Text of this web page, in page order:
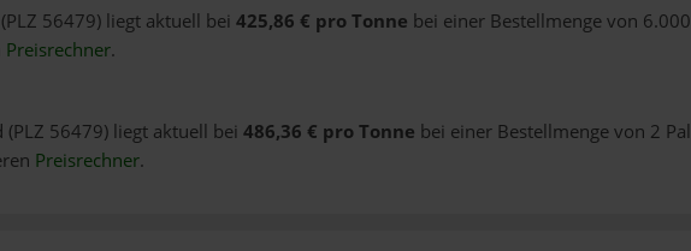
56479) liegt aktuell bei 425,86 € pro Tonne bei einer Bestellmenge von
Preisrechner.
56479) liegt aktuell bei 486,36 € pro Tonne bei einer Bestellmenge von 2
Preisrechner.